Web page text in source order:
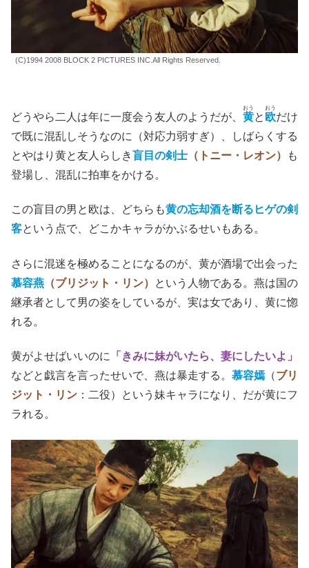
(C)1994 2008 BLOCK 2 PICTURES INC.All Rights Reserved.
どうやら二人は年に一度会う友人のようだが、 黄
おう
と 欧
おう
だけ
で既に混乱しそうなのに（対応力弱すぎ）、しばらくする
とやはり黄と友人らしき盲目の剣士 （トニー・レオン）
も
登場し、混乱に拍車をかける。
この盲目の男と欧は、どちらも黄の忘却酒を断るヒゲの剣
客という点で、どこかキャラがかぶるせいもある。
さらに混迷を極めることになるのが、黄が酒場で出会った
慕容燕 （ブリジット・リン）
という人物である。燕は国の
継承者として男の姿をしているが、実は女であり、黄に惚
れる。
黄がよせばいいのに
「きみに妹がいたら、妻にしたいよ」
などと戯言を言ったせいで、燕は暴走する。 慕容嫣 （ブリ
ジット・リン ：二役）という妹キャラになり、だが黄にフ
ラれる。